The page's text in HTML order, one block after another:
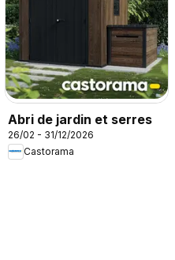
Abri de jardin et serres
26/02 - 31/12/2026
Castorama